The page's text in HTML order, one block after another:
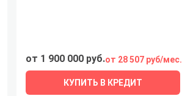
от 1 900 000 руб.от 28 507 руб/мес.
КУПИТЬ В КРЕДИТ